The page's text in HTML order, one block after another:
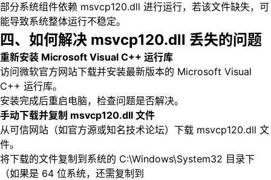
部分系统组件依赖 msvcp120.dll 进行运行，若该文件缺失，可
能导致系统整体运行不稳定。
四、如何解决 msvcp120.dll 丢失的问题
重新安装 Microsoft Visual C++ 运行库
访问微软官方网站下载并安装最新版本的 Microsoft Visual
C++ 运行库。
安装完成后重启电脑，检查问题是否解决。
手动下载并复制 msvcp120.dll 文件
从可信网站（如官方源或知名技术论坛）下载 msvcp120.dll 文
件。
将下载的文件复制到系统的 C:\Windows\System32 目录下
（如果是 64 位系统，还需复制到